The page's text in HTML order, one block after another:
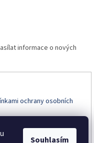
Souhlasím
informace o nových
ochrany osobních